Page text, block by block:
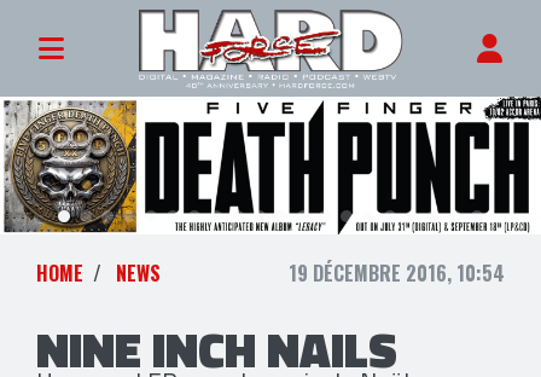
HOME NEWS 19 DÉCEMBRE 2016, 10:54
NINE INCH NAILS